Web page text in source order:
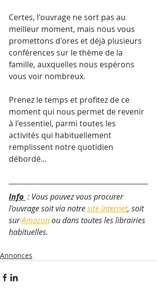
Certes, l'ouvrage ne sort pas au
meilleur moment, mais nous vous
promettons d'ores et déjà plusieurs
conférences sur le thème de la
famille, auxquelles nous espérons
vous voir nombreux.
Prenez le temps et profitez de ce
moment qui nous permet de revenir
à l'essentiel, parmi toutes les
activités qui habituellement
remplissent notre quotidien
débordé...
Info : Vous pouvez vous procurer
l'ouvrage soit via notre site Internet, soit
sur Amazon ou dans toutes les librairies
habituelles.
Annonces